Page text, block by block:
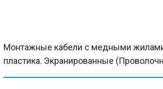
Монтажные кабели с медными
пластика. Экранированные